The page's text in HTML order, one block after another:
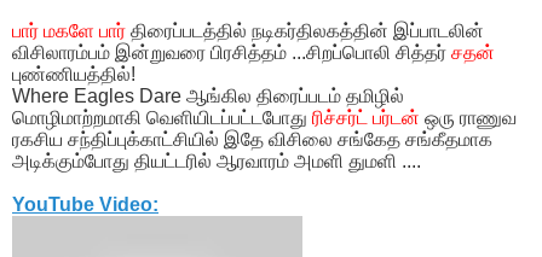
பார் மகளே பார் திரைப்படத்தில் நடிகர்திலகத்தின் இப்பாடலின்
விசிலாரம்பம் இன்றுவரை பிரசித்தம் ...சிறப்பொலி சித்தர் சதன்
புண்ணியத்தில்!
Where Eagles Dare ஆங்கில திரைப்படம் தமிழில்
மொழிமாற்றமாகி வெளியிடப்பட்டபோது ரிச்சர்ட் பர்டன் ஒரு ராணுவ
ரகசிய சந்திப்புக்காட்சியில் இதே விசிலை சங்கேத சங்கீதமாக
அடிக்கும்போது தியட்டரில் ஆரவாரம் அமளி துமளி ....
YouTube Video: